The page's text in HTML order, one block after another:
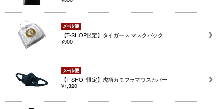
【T-SHOP限定】タイガース マスクバック
¥900
【T-SHOP限定】虎柄カモフラマウスカバー
¥1,320